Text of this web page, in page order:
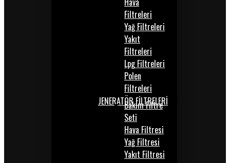
Filtreleri
Yağ Filtreleri
Yakıt
Filtreleri
Lpg Filtreleri
Polen
Filtreleri
JENERATÖR FİLTRELERİ
Bakım Filtre
Seti
Hava Filtresi
Yağ Filtresi
Yakıt Filtresi